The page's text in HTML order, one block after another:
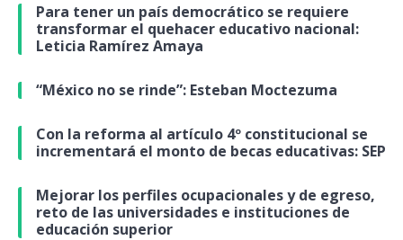
Para tener un país democrático se requiere
transformar el quehacer educativo nacional:
Leticia Ramírez Amaya
“México no se rinde”: Esteban Moctezuma
Con la reforma al artículo 4º constitucional se
incrementará el monto de becas educativas: SEP
Mejorar los perfiles ocupacionales y de egreso,
reto de las universidades e instituciones de
educación superior